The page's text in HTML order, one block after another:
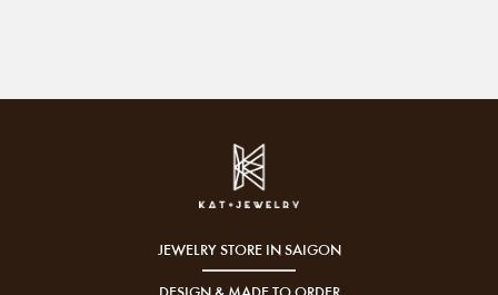
JEWELRY STORE IN SAIGON